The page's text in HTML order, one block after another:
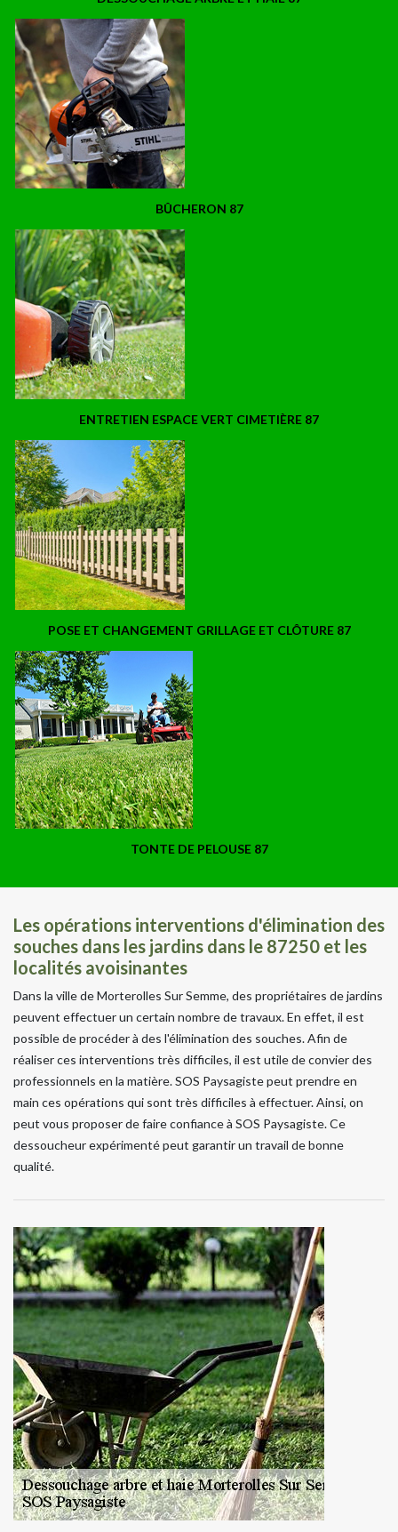
BÛCHERON 87
ENTRETIEN ESPACE VERT CIMETIÈRE 87
POSE ET CHANGEMENT GRILLAGE ET CLÔTURE 87
TONTE DE PELOUSE 87
Les opérations interventions d'élimination des
souches dans les jardins dans le 87250 et les
localités avoisinantes
Dans la ville de Morterolles Sur Semme, des propriétaires de jardins
peuvent effectuer un certain nombre de travaux. En effet, il est
possible de procéder à des l'élimination des souches. Afin de
réaliser ces interventions très difficiles, il est utile de convier des
professionnels en la matière. SOS Paysagiste peut prendre en
main ces opérations qui sont très difficiles à effectuer. Ainsi, on
peut vous proposer de faire confiance à SOS Paysagiste. Ce
dessoucheur expérimenté peut garantir un travail de bonne
qualité.